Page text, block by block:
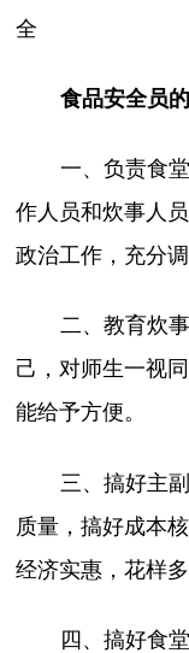
全
食品安全员
一、负责食
作人员和炊事人
政治工作，充分
二、教育炊
己，对师生一视
能给予方便。
三、搞好主
质量，搞好成本
经济实惠，花样
四、搞好食